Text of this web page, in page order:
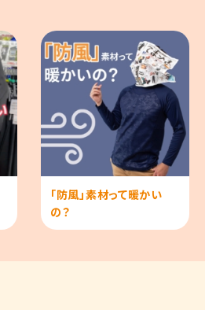
「防風」素材って暖かい
の？